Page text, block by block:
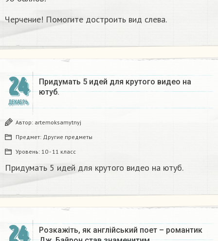
Черчение! Помогите достроить вид слева.
24
ДЕКАБРЬ
Придумать 5 идей для крутого видео на
ютуб.
Автор: artemoksamytnyj
Предмет: Другие предметы
Уровень: 10 - 11 класс
Придумать 5 идей для крутого видео на ютуб.
Розкажіть, як англійський поет – романтик